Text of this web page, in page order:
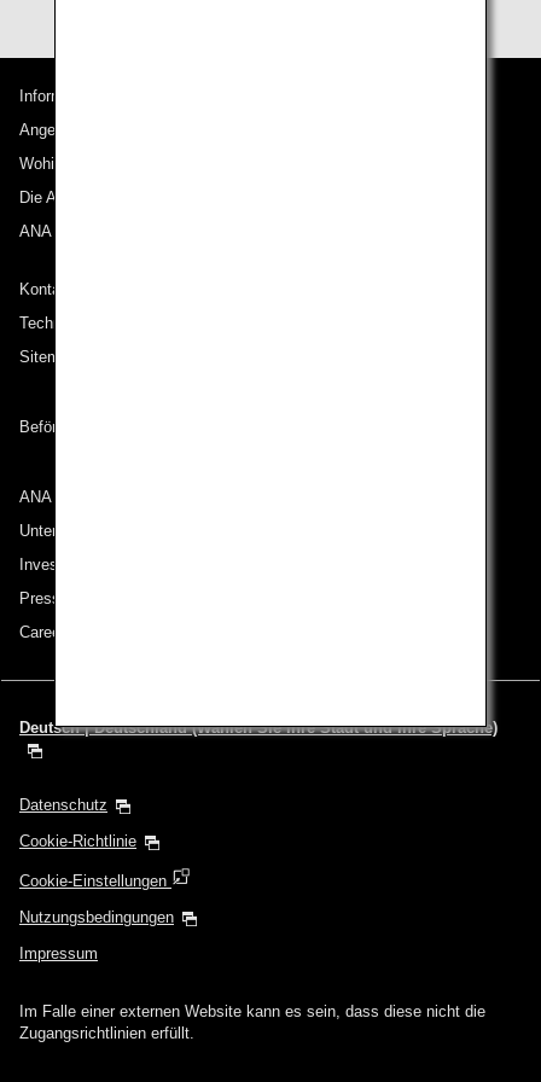
Informationen zu ANA
Angebote und Ankündigungen
Wohin wir reisen
Die ANA Experience
ANA Mileage Club
Kontakt zu ANA
Technische Hilfe (Barrierefreiheit)
Sitemap
Beförderungsbedingungen
ANA Group
Unternehmen der ANA Group
Investor Relations
Pressemeldungen
Careers (English Only)
Deutsch | Deutschland (Wählen Sie Ihre Stadt und Ihre Sprache)
Datenschutz
Cookie-Richtlinie
Cookie-Einstellungen
Nutzungsbedingungen
Impressum
Im Falle einer externen Website kann es sein, dass diese nicht die
Zugangsrichtlinien erfüllt.